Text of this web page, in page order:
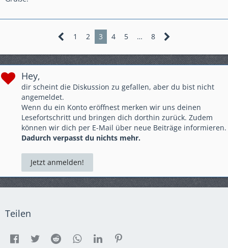
1 2 3 4 5 … 8
Hey,
dir scheint die Diskussion zu gefallen, aber du bist nicht
angemeldet.
Wenn du ein Konto eröffnest merken wir uns deinen
Lesefortschritt und bringen dich dorthin zurück. Zudem
können wir dich per E-Mail über neue Beiträge informieren.
Dadurch verpasst du nichts mehr.
Jetzt anmelden!
Teilen